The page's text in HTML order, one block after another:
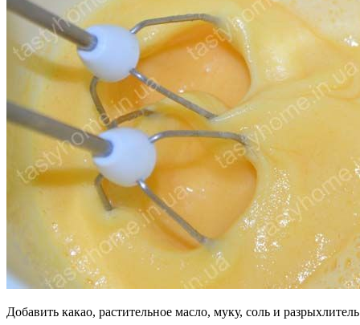
Добавить какао, растительное масло, муку, соль и